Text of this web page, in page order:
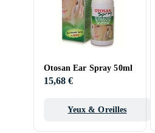
Otosan Ear Spray 50ml
15,68 €
Yeux & Oreilles